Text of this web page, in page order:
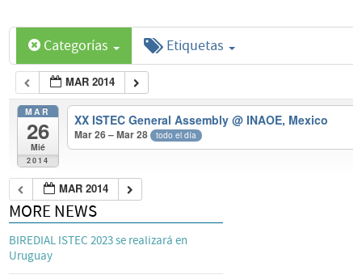
Categorías Etiquetas
MAR 2014
MAR
26
Mié
2014
XX ISTEC General Assembly @ INAOE, Mexico
Mar 26 – Mar 28 todo el día
MAR 2014
MORE NEWS
BIREDIAL ISTEC 2023 se realizará en
Uruguay